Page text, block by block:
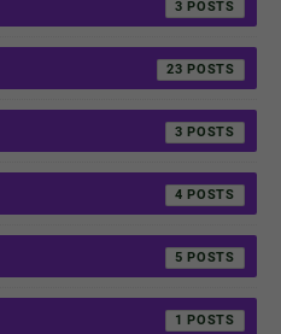
3
23
3
4
5
1